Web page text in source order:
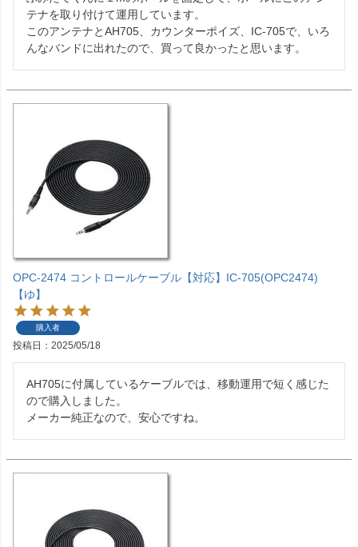
テナを取り付けて運用しています。
このアンテナとAH705、カウンターポイズ、IC-705で、いろ
んなバンドに出れたので、買って良かったと思います。
OPC-2474 コントロールケーブル【対応】IC-705(OPC2474)
【ゆ】
購入者
投稿日 2025/05/18
AH705に付属しているケーブルでは、移動運用で短く感じた
ので購入しました。
メーカー純正なので、安心ですね。